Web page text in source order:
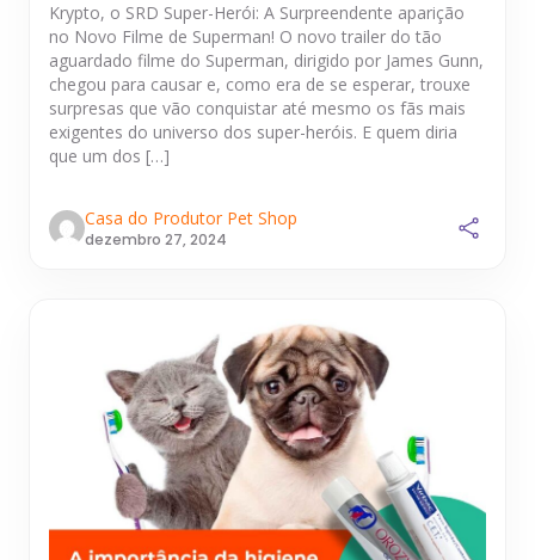
Krypto, o SRD Super-Herói: A Surpreendente aparição
no Novo Filme de Superman! O novo trailer do tão
aguardado filme do Superman, dirigido por James Gunn,
chegou para causar e, como era de se esperar, trouxe
surpresas que vão conquistar até mesmo os fãs mais
exigentes do universo dos super-heróis. E quem diria
que um dos […]
Casa do Produtor Pet Shop
dezembro 27, 2024